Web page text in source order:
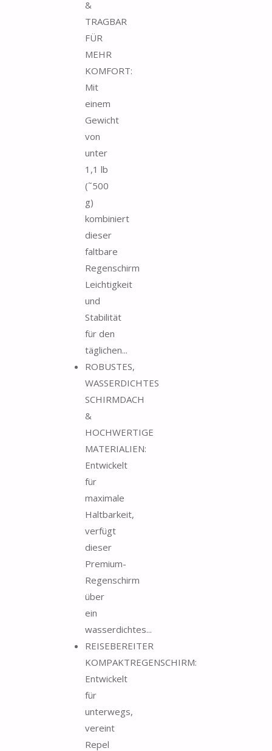
&
TRAGBAR
FÜR
MEHR
KOMFORT:
Mit
einem
Gewicht
von
unter
1,1 lb
(˜500
g)
kombiniert
dieser
faltbare
Regenschirm
Leichtigkeit
und
Stabilität
für den
täglichen...
ROBUSTES,
WASSERDICHTES
SCHIRMDACH
&
HOCHWERTIGE
MATERIALIEN:
Entwickelt
für
maximale
Haltbarkeit,
verfügt
dieser
Premium-
Regenschirm
über
ein
wasserdichtes...
REISEBEREITER
KOMPAKTREGENSCHIRM:
Entwickelt
für
unterwegs,
vereint
Repel